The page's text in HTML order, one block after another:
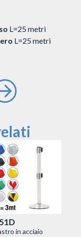
L=25 metri
L=25 metri
in acciaio